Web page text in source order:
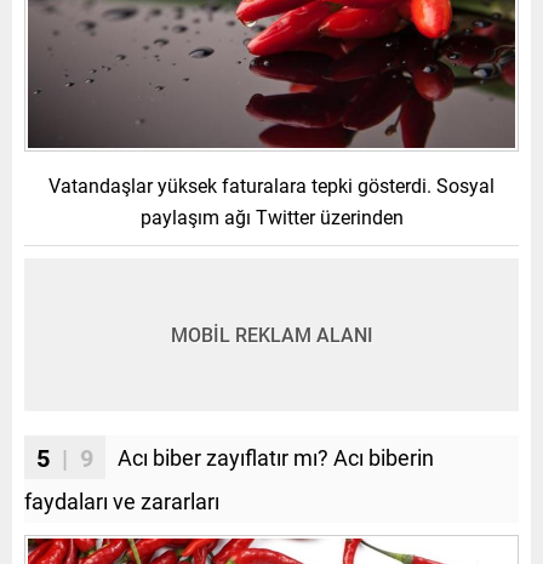
Vatandaşlar yüksek faturalara tepki gösterdi. Sosyal
paylaşım ağı Twitter üzerinden
MOBİL REKLAM ALANI
5 | 9
Acı biber zayıflatır mı? Acı biberin
faydaları ve zararları